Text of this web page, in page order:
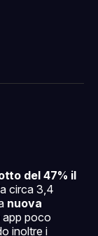
del 47% il
circa 3,4
nuova
app poco
inoltre i